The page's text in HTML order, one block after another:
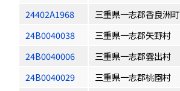
24402A1968
三重県一志郡香良洲町
24B0040038
三重県一志郡矢野村
24B0040006
三重県一志郡雲出村
24B0040029
三重県一志郡桃園村